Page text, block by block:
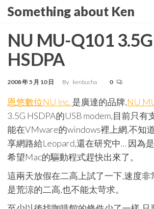
Skip
the
content
Something about Ken
NU MU-Q101 3.5G
HSDPA
2008 年 5 月 10 日 By kenbucha 0
恩悠數位NU Inc. 是廣達的品牌,NU
3.5G HSDPA的USB modem,目前只有
能在VMware的windows裡上網,不知
享網路給Leopard,還在研究中… 因為
希望Mac的驅動程式趕快出來了。
這兩天放假在二高上試了一下,速度非
是荒涼的二高,也不能太苛求。